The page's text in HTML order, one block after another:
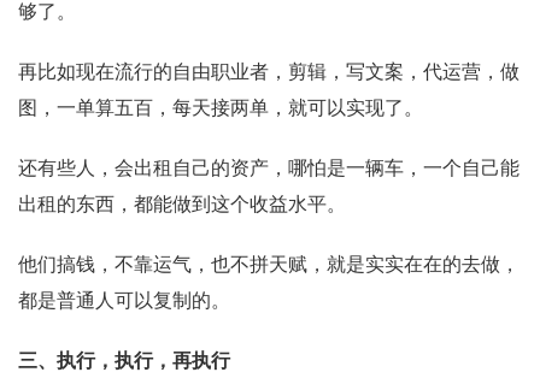
够了。
再比如现在流行的自由职业者，剪辑，写文案，代运营，做
图，一单算五百，每天接两单，就可以实现了。
还有些人，会出租自己的资产，哪怕是一辆车，一个自己能
出租的东西，都能做到这个收益水平。
他们搞钱，不靠运气，也不拼天赋，就是实实在在的去做，
都是普通人可以复制的。
三、执行，执行，再执行